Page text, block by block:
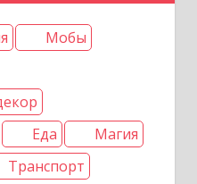
Мобы
Еда
Магия
Транспорт